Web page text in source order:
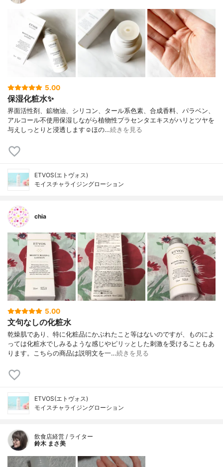
5.00
保湿化粧水✨
界面活性剤、鉱物油、シリコン、タール系色素、合成香料、パラベン、
アルコール不使用保湿しながら植物性プラセンタエキスがハリとツヤを
与えしっとりと浸透します☺︎ほの…続きを見る
ETVOS(エトヴォス)
モイスチャライジングローション
chia
5.00
文句なしの化粧水
乾燥肌であり、特に化粧品にかぶれたこと等はないのですが、ものによ
っては化粧水でしみるような感じやピリッとした刺激を受けることもあ
ります。こちらの商品は説明文を一…続きを見る
ETVOS(エトヴォス)
モイスチャライジングローション
飲食店経営 / ライター
鈴木 まさ美